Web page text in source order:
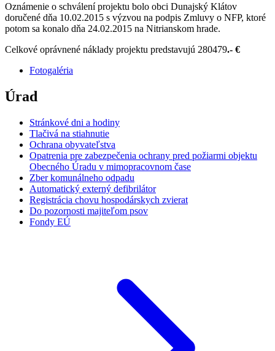
Oznámenie o schválení projektu bolo obci Dunajský Klátov
doručené dňa 10.02.2015 s výzvou na podpis Zmluvy o NFP, ktoré
potom sa konalo dňa 24.02.2015 na Nitrianskom hrade.
Celkové oprávnené náklady projektu predstavujú 280479.- €
Fotogaléria
Úrad
Stránkové dni a hodiny
Tlačivá na stiahnutie
Ochrana obyvateľstva
Opatrenia pre zabezpečenia ochrany pred požiarmi objektu
Obecného Úradu v mimopracovnom čase
Zber komunálneho odpadu
Automatický externý defibrilátor
Registrácia chovu hospodárskych zvierat
Do pozornosti majiteľom psov
Fondy EÚ